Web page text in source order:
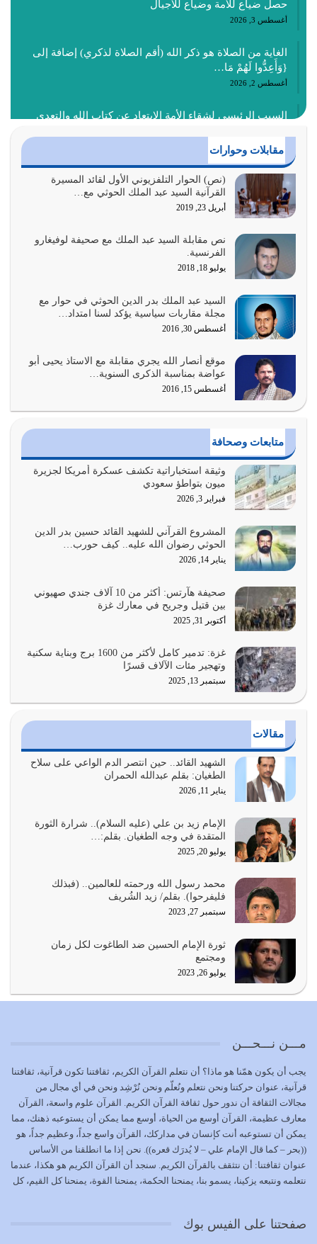
حصل ضياع للأمة وضياع للأجيال
أغسطس 3, 2026
الغاية من الصلاة هو ذكر الله (أقم الصلاة لذكري) إضافة إلى
{وَأَعِدُّوا لَهُمْ مَا…
أغسطس 2, 2026
السبب الرئيسي لشقاء الأمة الابتعاد عن كتاب الله والتعدي
أغسطس 1, 2026
أبرز أسباب الشقاء هو الإعراض عن ذكر الله وعن هدى الله
المتمثل في القرآن الكريم
يوليو 31, 2026
أولياء الشيطان كلما كانوا أكثر ولاءً وطاعة للشيطان كلما كانوا
أكثر ضعفاً
يوليو 30, 2026
وعد الله تعالى من يُقتل في سبيله بالحياة الأبدية والرزق
والاستبشار والنجاة والخلود في…
يوليو 29, 2026
القرآن الكريم هو أهم مصدر لمعرفة رسول الله معرفة سيرته
معرفة شخصيته معرفة عظمته
يوليو 28, 2026
هل نحن من الصالحين؟ قيِّم نفسك هنا اترك القرآن على أصله
وأعرض نفسك، وأعرض ما لديك على…
يوليو 27, 2026
عندما يكون عدوك هو عدو الله معناه أن تكون نقاط الضعف
فيه كثيرة وسينصرك الله عليه إذا…
يوليو 26, 2026
أراد الله لهذه الأمة ان تكون خير امة أخرجت للناس بالنهوض
بالأمر بالمعروف والنهي عن…
يوليو 25, 2026
الدين الذي شرعه الله لا يجوز أن يخضع لآرائنا وأهوائنا
واجتهاداتنا لأننا سنختلف ونتفرق
يوليو 24, 2026
أي أمة تتفرق في الدين وتتفرق في كيانها معناه أنها أصبحت
يجب أن نعود جميعاً الى القرآن وعندنا أخطاء جميعاً لنعتصم
بحبل الله جميعاً وليس كل…
يوليو 22, 2026
يشاء ويذل من يشاء
يوليو 21, 2026
كل زمان…
يوليو 19, 2026
تتحقق الحقوق للجميع
يوليو 18, 2026
بعض صفات المتقين {الصَّابِرِينَ وَالصَّادِقِينَ وَالْقَانِتِينَ
وبين الله يترتب عليه النصر…
يوليو 16, 2026
إما أن نحاول أن نكون من أولياء الله فيتم على أيدينا ضرب
أعدائه أو لا نكون فنُضرب من…
يوليو 15, 2026
عدم الاستفادة من الأحداث والمتغيرات يعرض الإنسان للمزالق
مقابلات وحوارات
(نص) الحوار التلفزيوني الأول لقائد المسيرة
القرآنية السيد عبد الملك الحوثي مع…
أبريل 23, 2019
نص مقابلة السيد عبد الملك مع صحيفة لوفيغارو
الفرنسية.
يوليو 18, 2018
السيد عبد الملك بدر الدين الحوثي في حوار مع
مجلة مقاربات سياسية يؤكد لسنا امتداد…
أغسطس 30, 2016
موقع أنصار الله يجري مقابلة مع الاستاذ يحيى أبو
عواضة بمناسبة الذكرى السنوية…
أغسطس 15, 2016
متابعات وصحافة
وثيقة استخباراتية تكشف عسكرة أمريكا لجزيرة
ميون بتواطؤ سعودي
فبراير 3, 2026
المشروع القرآني للشهيد القائد حسين بدر الدين
الحوثي رضوان الله عليه.. كيف حورب…
يناير 14, 2026
صحيفة هآرتس: أكثر من 10 آلاف جندي صهيوني
بين قتيل وجريح في معارك غزة
أكتوبر 31, 2025
غزة: تدمير كامل لأكثر من 1600 برج وبناية سكنية
وتهجير مئات الآلاف قسرًا
سبتمبر 13, 2025
مقالات
الشهيد القائد.. حين انتصر الدم الواعي على سلاح
الطغيان: بقلم عبدالله الحمران
يناير 11, 2026
الإمام زيد بن علي (عليه السلام).. شرارة الثورة
المتقدة في وجه الطغيان. بقلم:…
يوليو 20, 2025
محمد رسول الله ورحمته للعالمين.. (فبذلك
فليفرحوا). بقلم/ زيد الشُريف
سبتمبر 27, 2023
ثورة الإمام الحسين ضد الطاغوت لكل زمان
ومجتمع
يوليو 26, 2023
مـــن نـــحـــن
يجب أن يكون همّنا هو ماذا؟ أن نتعلم القرآن الكريم، ثقافتنا تكون قرآنية، ثقافتنا
قرآنية، عنوان حركتنا ونحن نتعلم ونُعلّم ونحن نُرْشِد ونحن في أي مجال من
مجالات الثقافة أن ندور حول ثقافة القرآن الكريم. القرآن علوم واسعة، القرآن
معارف عظيمة، القرآن أوسع من الحياة، أوسع مما يمكن أن يستوعبه ذهنك، مما
يمكن أن تستوعبه أنت كإنسان في مداركك، القرآن واسع جداً، وعظيم جداً، هو
((بحر – كما قال الإمام علي – لا يُدرَك قعره)). نحن إذا ما انطلقنا من الأساس
عنوان ثقافتنا: أن نتثقف بالقرآن الكريم. سنجد أن القرآن الكريم هو هكذا، عندما
نتعلمه ونتبعه يزكينا، يسمو بنا، يمنحنا الحكمة، يمنحنا القوة، يمنحنا كل القيم، كل
بمستوى أن نثقف الآخرين بالقرآن الكريم، وأن نتثقف بثقافة القرآن الكريم
صفحتنا على الفيس بوك